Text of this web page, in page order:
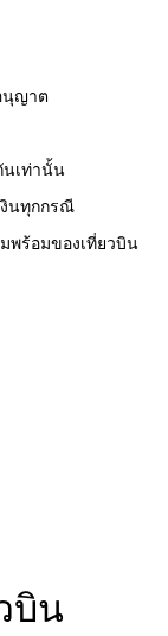
นุญาต
นเท่านั้น
งินทุกกรณี
พร้อมของเที่ยวบิน
บิน